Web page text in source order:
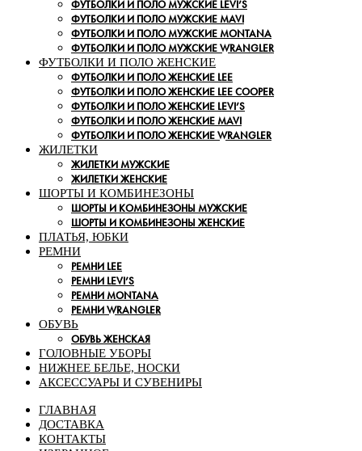
ФУТБОЛКИ И ПОЛО МУЖСКИЕ LEVI’S
ФУТБОЛКИ И ПОЛО МУЖСКИЕ MAVI
ФУТБОЛКИ И ПОЛО МУЖСКИЕ MONTANA
ФУТБОЛКИ И ПОЛО МУЖСКИЕ WRANGLER
ФУТБОЛКИ И ПОЛО ЖЕНСКИЕ
ФУТБОЛКИ И ПОЛО ЖЕНСКИЕ LEE
ФУТБОЛКИ И ПОЛО ЖЕНСКИЕ LEE COOPER
ФУТБОЛКИ И ПОЛО ЖЕНСКИЕ LEVI’S
ФУТБОЛКИ И ПОЛО ЖЕНСКИЕ MAVI
ФУТБОЛКИ И ПОЛО ЖЕНСКИЕ WRANGLER
ЖИЛЕТКИ
ЖИЛЕТКИ МУЖСКИЕ
ЖИЛЕТКИ ЖЕНСКИЕ
ШОРТЫ И КОМБИНЕЗОНЫ
ШОРТЫ И КОМБИНЕЗОНЫ МУЖСКИЕ
ШОРТЫ И КОМБИНЕЗОНЫ ЖЕНСКИЕ
ПЛАТЬЯ, ЮБКИ
РЕМНИ
РЕМНИ LEE
РЕМНИ LEVI’S
РЕМНИ MONTANA
РЕМНИ WRANGLER
ОБУВЬ
ОБУВЬ ЖЕНСКАЯ
ГОЛОВНЫЕ УБОРЫ
НИЖНЕЕ БЕЛЬЕ, НОСКИ
АКСЕССУАРЫ И СУВЕНИРЫ
ГЛАВНАЯ
ДОСТАВКА
КОНТАКТЫ